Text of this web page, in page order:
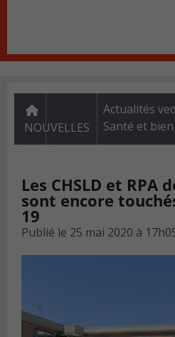
NOUVELLES
Actualités
Santé et
Les CHSLD et RPA
sont encore
19
Publié le 25 mai 2020 à